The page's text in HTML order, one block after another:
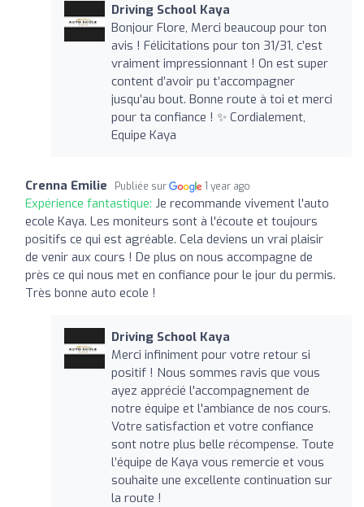
Driving School Kaya
Bonjour Flore, Merci beaucoup pour ton
avis ! Félicitations pour ton 31/31, c’est
vraiment impressionnant ! On est super
content d’avoir pu t’accompagner
jusqu’au bout. Bonne route à toi et merci
pour ta confiance ! ✨ Cordialement,
Equipe Kaya
Crenna Emilie Publiée sur 1 year ago
Expérience fantastique: Je recommande vivement l'auto
ecole Kaya. Les moniteurs sont à l'écoute et toujours
positifs ce qui est agréable. Cela deviens un vrai plaisir
de venir aux cours ! De plus on nous accompagne de
près ce qui nous met en confiance pour le jour du permis.
Très bonne auto ecole !
Driving School Kaya
Merci infiniment pour votre retour si
positif ! Nous sommes ravis que vous
ayez apprécié l'accompagnement de
notre équipe et l'ambiance de nos cours.
Votre satisfaction et votre confiance
sont notre plus belle récompense. Toute
l’équipe de Kaya vous remercie et vous
souhaite une excellente continuation sur
la route !